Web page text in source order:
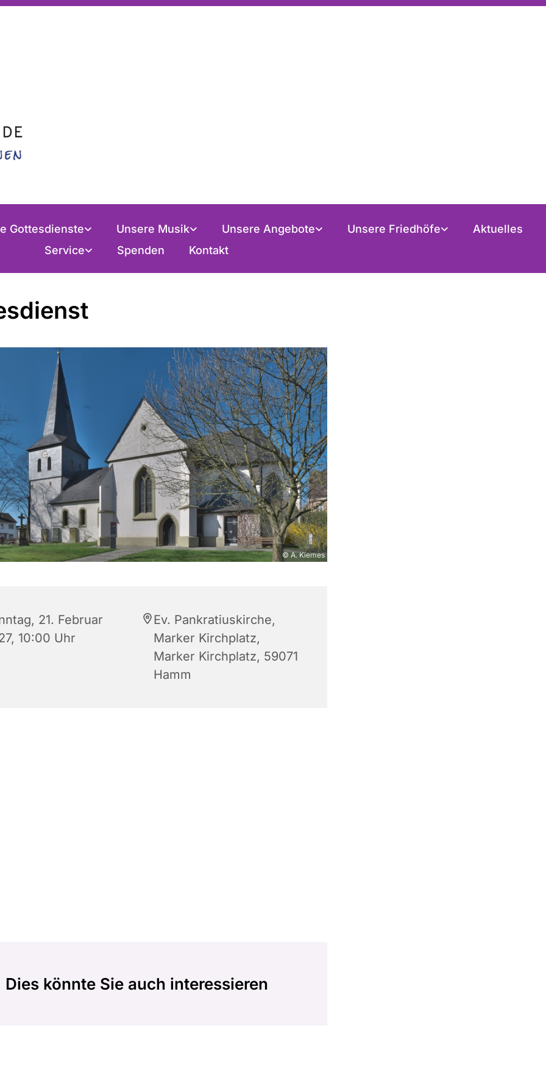
Gottesdienste Unsere Musik Unsere Angebote Unsere Friedhöfe
Aktuelles
Service
Spenden Kontakt
© A. Kiemes
21. Februar
10:00 Uhr
Ev. Pankratiuskirche,
Marker Kirchplatz,
Marker Kirchplatz, 59071
Hamm
Dies könnte Sie auch interessieren